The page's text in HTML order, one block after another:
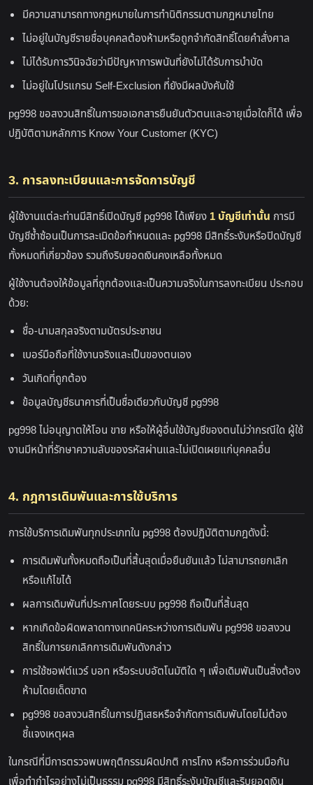
มีความสามารถทางกฎหมายในการทำนิติกรรมตามกฎหมายไทย
ไม่อยู่ในบัญชีรายชื่อบุคคลต้องห้ามหรือถูกจำกัดสิทธิ์โดยคำสั่งศาล
ไม่ได้รับการวินิจฉัยว่ามีปัญหาการพนันที่ยังไม่ได้รับการบำบัด
ไม่อยู่ในโปรแกรม Self-Exclusion ที่ยังมีผลบังคับใช้
pg998 ขอสงวนสิทธิ์ในการขอเอกสารยืนยันตัวตนและอายุเมื่อใดก็ได้ เพื่อ
ปฏิบัติตามหลักการ Know Your Customer (KYC)
3. การลงทะเบียนและการจัดการบัญชี
ผู้ใช้งานแต่ละท่านมีสิทธิ์เปิดบัญชี pg998 ได้เพียง 1 บัญชีเท่านั้น การมี
บัญชีซ้ำซ้อนเป็นการละเมิดข้อกำหนดและ pg998 มีสิทธิ์ระงับหรือปิดบัญชี
ทั้งหมดที่เกี่ยวข้อง รวมถึงริบยอดเงินคงเหลือทั้งหมด
ผู้ใช้งานต้องให้ข้อมูลที่ถูกต้องและเป็นความจริงในการลงทะเบียน ประกอบ
ด้วย:
ชื่อ-นามสกุลจริงตามบัตรประชาชน
เบอร์มือถือที่ใช้งานจริงและเป็นของตนเอง
วันเกิดที่ถูกต้อง
ข้อมูลบัญชีธนาคารที่เป็นชื่อเดียวกับบัญชี pg998
pg998 ไม่อนุญาตให้โอน ขาย หรือให้ผู้อื่นใช้บัญชีของตนไม่ว่ากรณีใด ผู้ใช้
งานมีหน้าที่รักษาความลับของรหัสผ่านและไม่เปิดเผยแก่บุคคลอื่น
4. กฎการเดิมพันและการใช้บริการ
การใช้บริการเดิมพันทุกประเภทใน pg998 ต้องปฏิบัติตามกฎดังนี้:
การเดิมพันทั้งหมดถือเป็นที่สิ้นสุดเมื่อยืนยันแล้ว ไม่สามารถยกเลิก
หรือแก้ไขได้
ผลการเดิมพันที่ประกาศโดยระบบ pg998 ถือเป็นที่สิ้นสุด
หากเกิดข้อผิดพลาดทางเทคนิคระหว่างการเดิมพัน pg998 ขอสงวน
สิทธิ์ในการยกเลิกการเดิมพันดังกล่าว
การใช้ซอฟต์แวร์ บอท หรือระบบอัตโนมัติใด ๆ เพื่อเดิมพันเป็นสิ่งต้อง
ห้ามโดยเด็ดขาด
pg998 ขอสงวนสิทธิ์ในการปฏิเสธหรือจำกัดการเดิมพันโดยไม่ต้อง
ชี้แจงเหตุผล
ในกรณีที่มีการตรวจพบพฤติกรรมผิดปกติ การโกง หรือการร่วมมือกัน